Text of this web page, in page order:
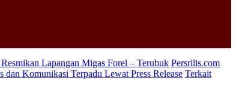
Lapangan Migas Forel – Terubuk Persrilis.com
dan Komunikasi Terpadu Lewat Press Release Terkait